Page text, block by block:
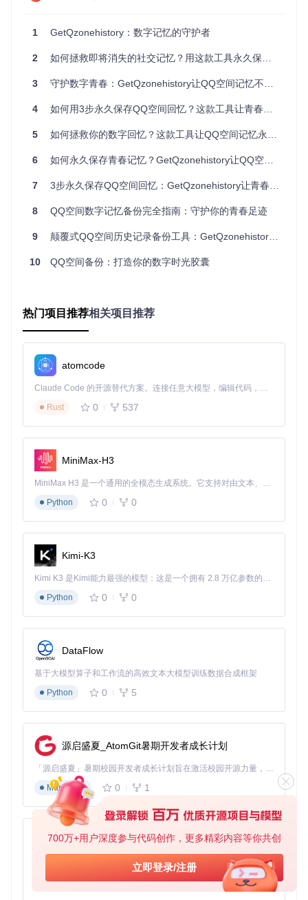
700万+用户深度参与代码创作，更多精彩内容等你共创
立即登录/注册
教育机构可利用该工具为毕业班级创建集体记忆档案，将学生
们在校期间的空间动态整合为数字化纪念册。某高校毕业委员
会通过批量处理功能，为2000余名毕业生创建了个性化的数字
回忆录。
实施备份操作指南
准备运行环境
# 克隆项目仓库
git clone
myenv\Scripts\activate # Windows系统
# 安装依赖包
# 修改配置文件 util/ConfigUtil.py
[Backup]
# 设置备份时间范围（YYYY-MM-DD格式）
start_date
end_date = 2023-
# 选择需要备份的内容类型
include_posts = True
include_comments = True
# 评论内容
include_likes = True
# 点赞数据
include_photos
[Storage]
# 设置存储路径
output_dir
执行备份流程
# 运行主程序
python main.py
# 程序将显示二维码，使用手机QQ扫描登录
# 登录成功后自动开始备份，显示进度信息
备份过程中，程序会实时显示当前进度、已完成项数和预计剩
余时间。对于包含大量内容的账号，建议在网络稳定的环境下
进行，整个过程无需人工干预。
掌握数据迁移与管理技巧
数据格式说明
GetQzonehistory支持多种输出格式，满足不同使用需求：
Excel格式：包含三个主要文件（说说列表.xlsx、转发列表.
xlsx、留言列表.xlsx），采用结构化表格存储，便于数据筛
选和统计分析。
HTML格式：生成静态网页文件，保留原始排版和样式，可
直接在浏览器中查看，适合阅读和分享。
JSON格式：提供原始数据结构，适合开发人员进行二次开
发或数据迁移。
将备份数据迁移至其他平台的步骤：
1 GetQzonehistory：数字记忆的守护者
2 如何拯救即将消失的社交记忆？用这款工具永久保存QQ空间回忆
3 守护数字青春：GetQzonehistory让QQ空间记忆不再消逝
4 如何用3步永久保存QQ空间回忆？这款工具让青春记忆不再流失
5 如何拯救你的数字回忆？这款工具让QQ空间记忆永久保存
6 如何永久保存青春记忆？GetQzonehistory让QQ空间备份变得简单
7 3步永久保存QQ空间回忆：GetQzonehistory让青春足迹不再消失
8 QQ空间数字记忆备份完全指南：守护你的青春足迹
9 颠覆式QQ空间历史记录备份工具：GetQzonehistory让青春记忆永久留存
10 QQ空间备份：打造你的数字时光胶囊
热门项目推荐相关项目推荐
atomcode
Claude Code 的开源替代方案。连接任意大模型，编辑代码，运行命令，自动验证 — 全自动执行。用 Rust 构建，极致性能。 ｜ An open-source alternative to Claude Code. Connect any LLM, edit code, run commands, and verify changes — autonomously. Built in Rust for speed. Get Started
Rust
0 537
MiniMax-H3
MiniMax H3 是一个通用的全模态生成系统。它支持对由文本、图像、视频和音频组成的多模态上下文进行统一理解，并能生成分辨率高达 2K、时长可达 15 秒的带原生立体声音频的视频。得益于面向任务泛化的系统设计，H3 在预训练阶段就已具备广泛的多模态上下文理解与生成能力，能够出色地执行复杂的多模态指令。
Python
0 0
Kimi-K3
Kimi K3 是Kimi能力最强的模型：这是一个拥有 2.8 万亿参数的混合专家（MoE）模型，具备原生视觉理解能力，并支持 100 万 token 的上下文窗口。
Python
0 0
DataFlow
基于大模型算子和工作流的高效文本大模型训练数据合成框架
Python
0 5
源启盛夏_AtomGit暑期开发者成长计划
「源启盛夏」暑期校园开发者成长计划旨在激活校园开源力量，通过积分激励、认证扶持、资源倾斜等形式，引导高校组织和开发者完成「入驻 — 建项目 — 做贡献 — 获认证 — 得资源」的完整闭环。无论你是想带领社团入驻平台的组织者，还是希望用代码贡献证明自己的开发者，都能在这里找到属于你的成长路径。
Markdown
0 1
py-xiaozhi
基于Python的Xiaozhi AI，适用于想要完整Xiaozhi体验而无需拥有专用硬件的用户。
Python
0 1